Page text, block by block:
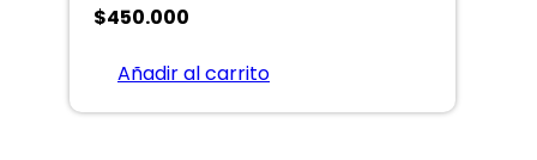
$450.000
Añadir al carrito